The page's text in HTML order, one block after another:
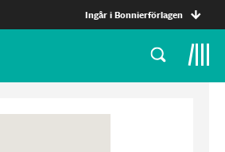
Ingår i Bonnierförlagen